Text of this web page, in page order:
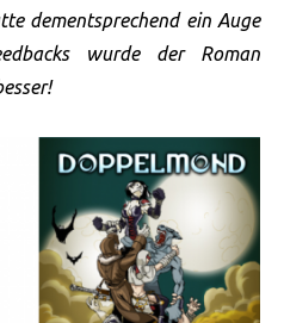
dementsprechend ein Auge
wurde der Roman